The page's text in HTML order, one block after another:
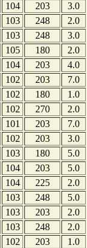
104 203
3.0
103 248
2.0
103 248
3.0
105 180
2.0
104 203
4.0
102 203
7.0
102 180
1.0
102 270
2.0
101 203
7.0
102 203
3.0
103 180
5.0
104 203
5.0
104 225
2.0
103 248
5.0
103 203
2.0
103 248
2.0
102 203
1.0